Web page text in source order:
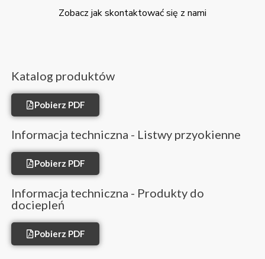
Zobacz jak skontaktować się z nami
Katalog produktów
Pobierz PDF
Informacja techniczna - Listwy przyokienne
Pobierz PDF
Informacja techniczna - Produkty do
dociepleń
Pobierz PDF